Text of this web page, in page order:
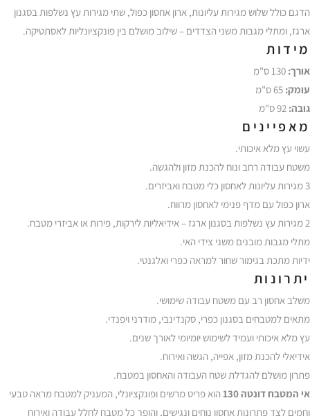
הדגם כולל שלוש מגירות עליונות, ארון אחסון כפול, שתי מגירות עץ נשלפות בסגנון
ארגז, ומתלי מגבות משני הצדדים – שילוב מושלם בין פונקציונליות לאסתטיקה.
מידות
אורך:
עומק:
גובה:
מאפיינים
עשוי עץ מלא איכותי.
משטח עבודה רחב ונוח להכנת מזון ולהגשה.
3 מגירות עליונות לאחסון כלי מטבח ואביזרים.
ארון כפול עם מדף פנימי לאחסון מרווח.
2 מגירות עץ נשלפות בסגנון ארגז – אידיאליות לירקות, פירות או אביזרי מטבח.
מתלי מגבות מובנים משני צידי האי.
ידיות מתכת בגימור שחור למראה כפרי ואלגנטי.
יתרונות
משלב אחסון רב עם משטח עבודה שימושי.
מתאים למטבחים בסגנון כפרי, סקנדינבי, מודרני ויפנדי.
עץ מלא איכותי ועמיד לשימוש יומיומי לאורך שנים.
אידיאלי להכנת מזון, אפייה, הגשה ואירוח.
פתרון מושלם להגדלת שטח העבודה והאחסון במטבח.
אי המטבח דונטה 130
הוא פריט מרשים ופונקציונלי, המעניק למטבח מראה טבעי
וחמים לצד פתרונות אחסון נוחים ונגישים, והופך כל מטבח לחלל עבודה ואירוח